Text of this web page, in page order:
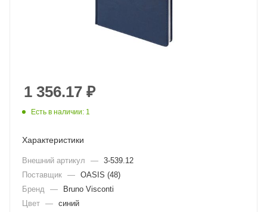
1 356.17 ₽
Есть в наличии: 1
Характеристики
Внешний артикул — 3-539.12
Поставщик — OASIS (48)
Бренд
—
Bruno Visconti
Цвет — синий